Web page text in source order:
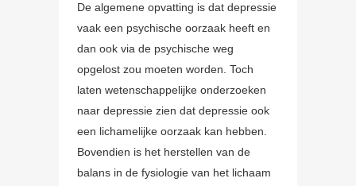
De algemene opvatting is dat depressie
vaak een psychische oorzaak heeft en
dan ook via de psychische weg
opgelost zou moeten worden. Toch
laten wetenschappelijke onderzoeken
naar depressie zien dat depressie ook
een lichamelijke oorzaak kan hebben.
Bovendien is het herstellen van de
balans in de fysiologie van het lichaam